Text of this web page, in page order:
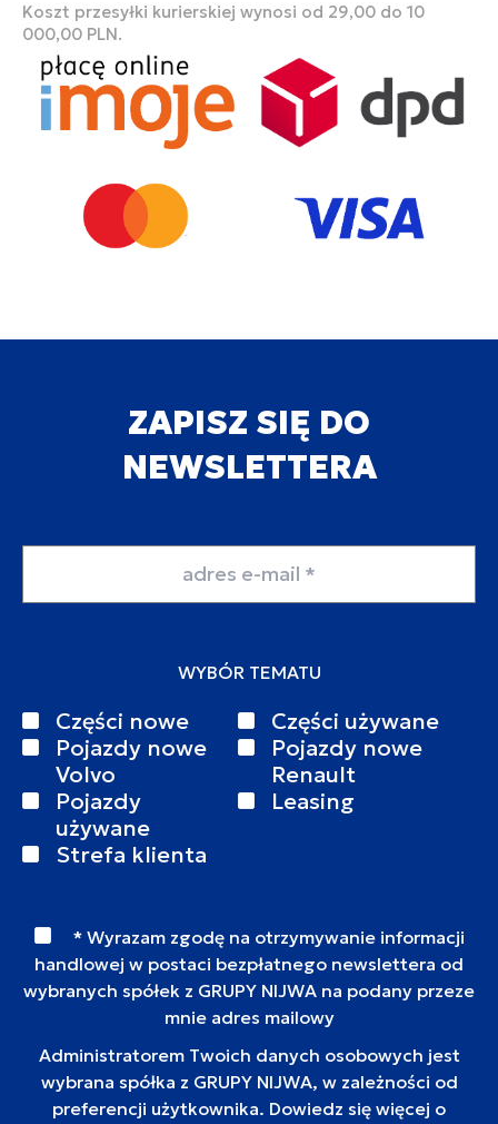
Koszt przesyłki kurierskiej wynosi od 29,00 do 10
000,00 PLN.
ZAPISZ SIĘ DO
NEWSLETTERA
WYBÓR TEMATU
Części nowe
Części używane
Pojazdy nowe
Volvo
Pojazdy nowe
Renault
Pojazdy
używane
Leasing
Strefa klienta
* Wyrazam zgodę na otrzymywanie informacji
handlowej w postaci bezpłatnego newslettera od
wybranych spółek z GRUPY NIJWA na podany przeze
mnie adres mailowy
Administratorem Twoich danych osobowych jest
wybrana spółka z GRUPY NIJWA, w zależności od
preferencji użytkownika. Dowiedz się więcej o